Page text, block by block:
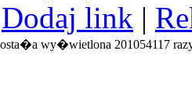
Dodaj link |
wy�wietlona 201054117